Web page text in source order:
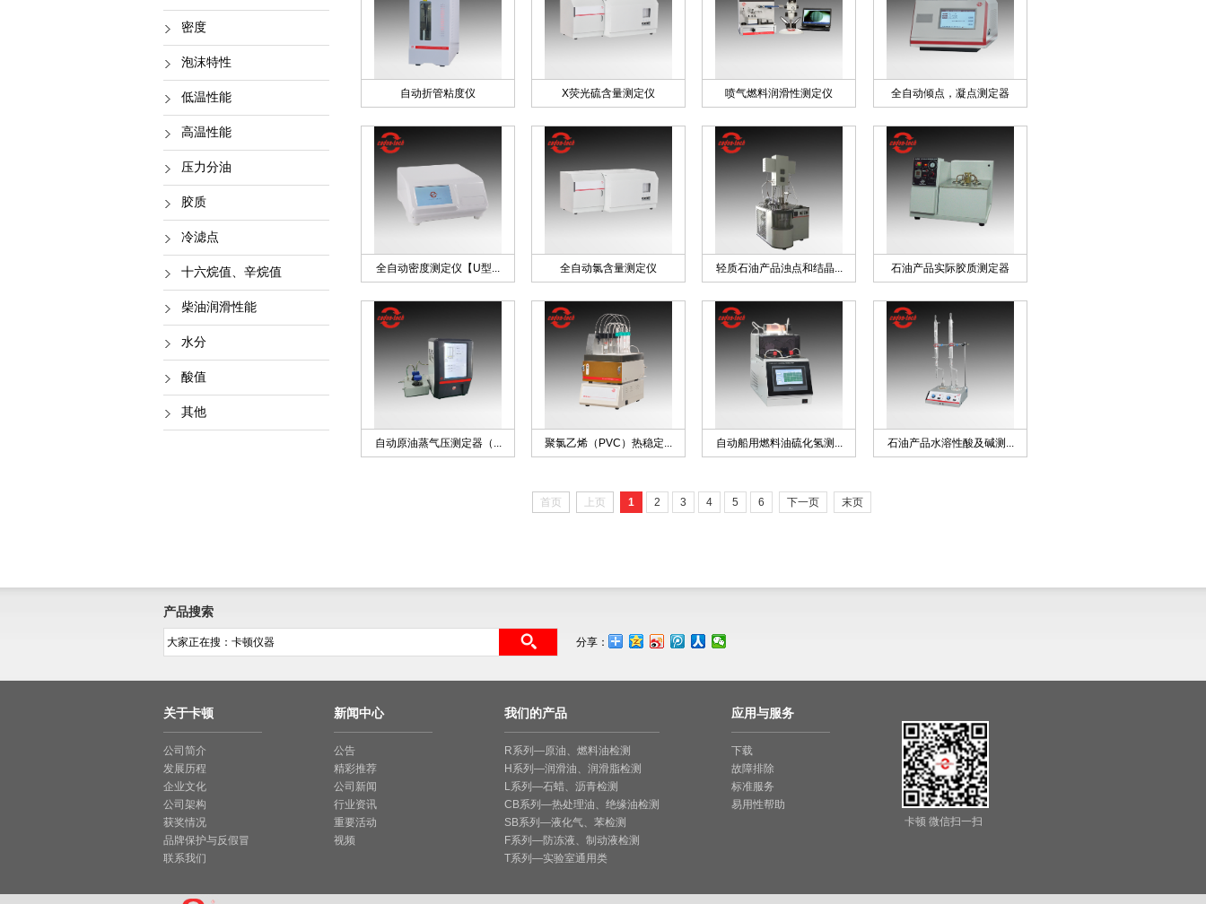
密度
泡沫特性
低温性能
高温性能
压力分油
胶质
冷滤点
十六烷值、辛烷值
柴油润滑性能
水分
酸值
其他
自动折管粘度仪 X荧光硫含量测定仪 喷气燃料润滑性测定仪 全自动倾点，凝点测定器
全自动密度测定仪【U型... 全自动氯含量测定仪 轻质石油产品浊点和结晶... 石油产品实际胶质测定器
自动原油蒸气压测定器（... 聚氯乙烯（PVC）热稳定... 自动船用燃料油硫化氢测... 石油产品水溶性酸及碱测...
首页 上页 1 2 3 4 5 6 下一页 末页
产品搜索
分享：
关于卡顿
公司简介
发展历程
企业文化
公司架构
获奖情况
品牌保护与反假冒
联系我们
新闻中心
公告
精彩推荐
公司新闻
行业资讯
重要活动
视频
我们的产品
R系列—原油、燃料油检测
H系列—润滑油、润滑脂检测
L系列—石蜡、沥青检测
CB系列—热处理油、绝缘油检测
SB系列—液化气、苯检测
F系列—防冻液、制动液检测
T系列—实验室通用类
应用与服务
下载
故障排除
标准服务
易用性帮助
卡顿 微信扫一扫